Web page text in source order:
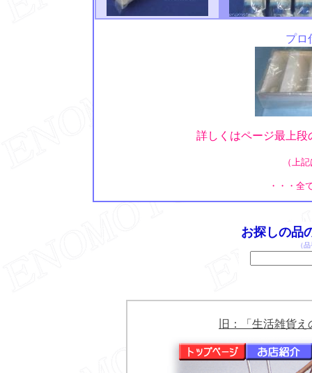
プロ
詳しくはページ最上
（上
・・・全
お探しの品
（
旧：「生活雑貨